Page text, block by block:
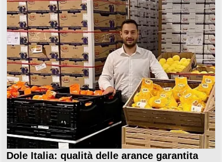
Dole Italia: qualità delle arance garantita